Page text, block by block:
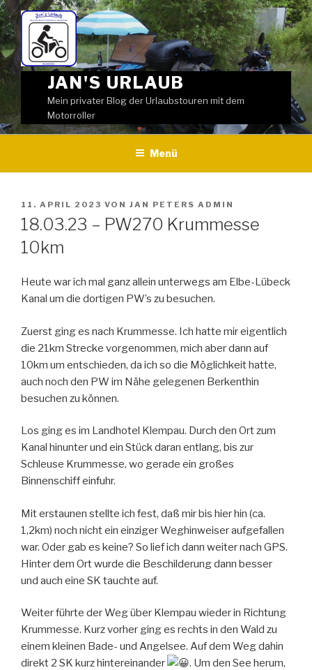
Weiter
zum
Inhalt
JAN'S URLAUB
Mein privater Blog der Urlaubstouren mit dem
Motorroller
Menü
VERÖFFENTLICHT
AM
11. APRIL 2023 VON JAN PETERS ADMIN
18.03.23 – PW270 Krummesse
10km
Heute war ich mal ganz allein unterwegs am Elbe-Lübeck
Kanal um die dortigen PW’s zu besuchen.
Zuerst ging es nach Krummesse. Ich hatte mir eigentlich
die 21km Strecke vorgenommen, mich aber dann auf
10km um entschieden, da ich so die Möglichkeit hatte,
auch noch den PW im Nähe gelegenen Berkenthin
besuchen zu können.
Los ging es im Landhotel Klempau. Durch den Ort zum
Kanal hinunter und ein Stück daran entlang, bis zur
Schleuse Krummesse, wo gerade ein großes
Binnenschiff einfuhr.
Mit erstaunen stellte ich fest, daß mir bis hier hin (ca.
1,2km) noch nicht ein einziger Weghinweiser aufgefallen
war. Oder gab es keine? So lief ich dann weiter nach GPS.
Hinter dem Ort wurde die Beschilderung dann besser
und auch eine SK tauchte auf.
Weiter führte der Weg über Klempau wieder in Richtung
Krummesse. Kurz vorher ging es rechts in den Wald zu
einem kleinen Bade- und Angelsee. Auf dem Weg dahin
direkt 2 SK kurz hintereinander
. Um den See herum,